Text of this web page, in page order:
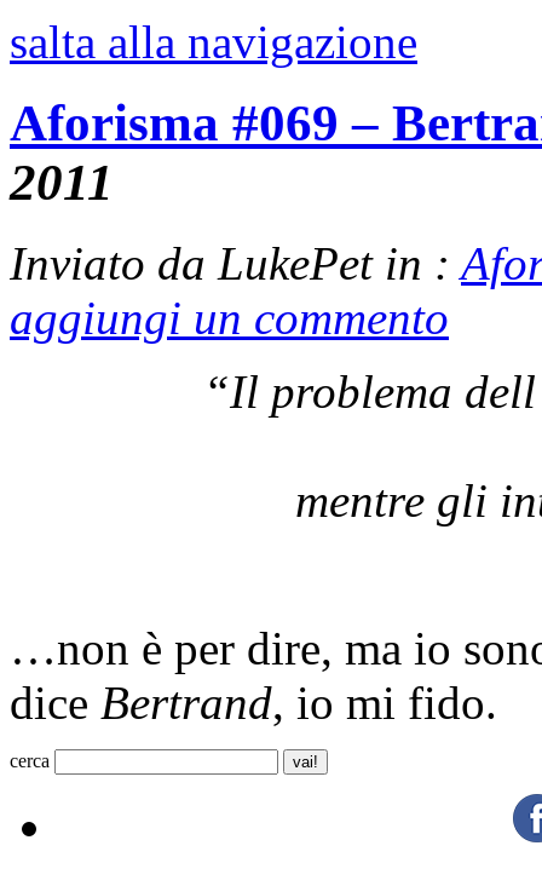
salta alla navigazione
Aforisma #069 –
2011
Inviato da LukePet in :
aggiungi un commento
“Il problema
mentre gli
…non è per dire, ma io
dice Bertrand, io mi fido.
cerca